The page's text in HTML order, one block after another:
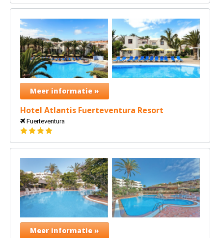
Meer informatie »
Hotel Atlantis Fuerteventura Resort
Fuerteventura
4
Meer informatie »